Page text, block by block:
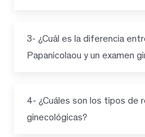
3- ¿Cuál es la diferencia
Papanicolaou y un examen
4- ¿Cuáles son los tipos de
ginecológicas?